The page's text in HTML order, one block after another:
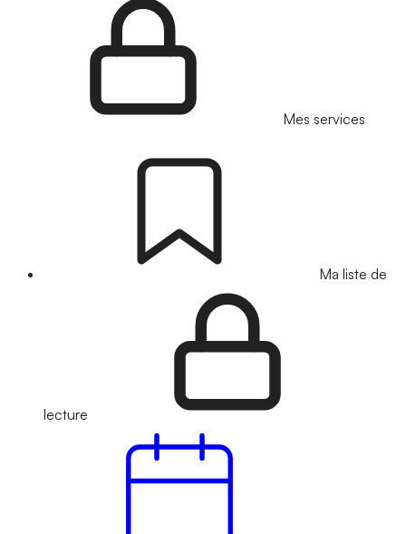
Mes services
Ma liste de
lecture